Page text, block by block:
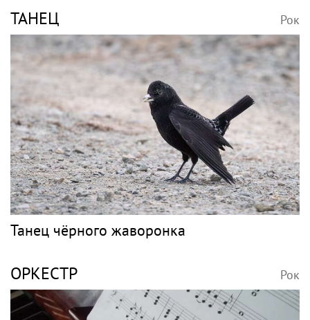
ТАНЕЦ Рок
Танец чёрного жаворонка
ОРКЕСТР Рок